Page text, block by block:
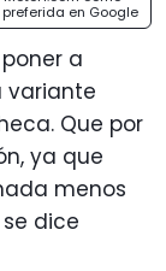
en Google
a
variante
Que por
ya que
menos
dice